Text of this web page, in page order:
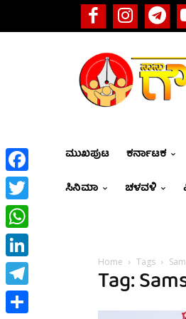
ಮುಖಪುಟ ಕರ್ನಾಟಕ
ಸಿನಿಮಾ
ಚಳವಳಿ
Home Tags
Tag:
Facebook
Twitter
WhatsApp
LinkedIn
Telegram